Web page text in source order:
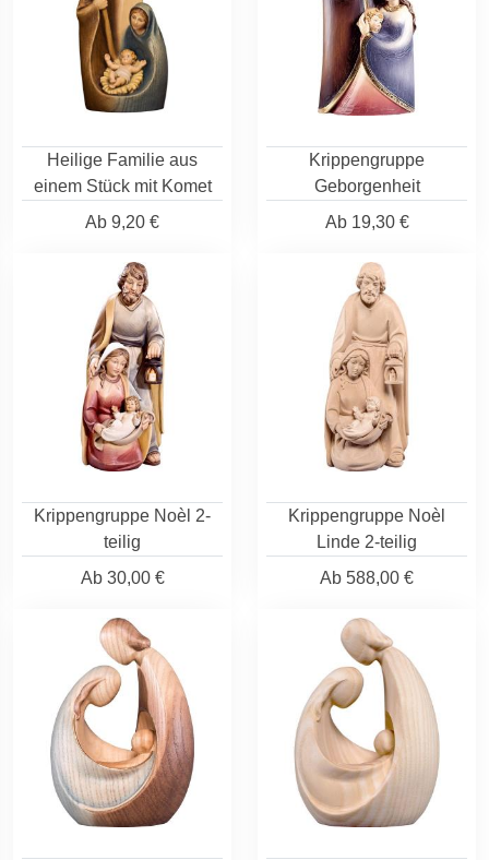
Heilige Familie aus
einem Stück mit Komet
Ab 9,20 €
Krippengruppe
Geborgenheit
Ab19,30 €
Krippengruppe Noèl 2-
teilig
Ab30,00 €
Krippengruppe Noèl
Linde 2-teilig
Ab 588,00 €